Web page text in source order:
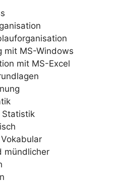
mit MS-Windows
mit MS-Excel
Statistik
mündlicher